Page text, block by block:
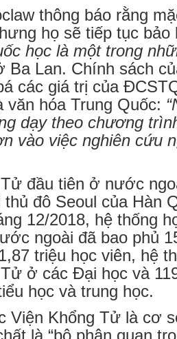
thông báo rằng
họ sẽ tiếp tục
học là một trong
Ba Lan. Chính sách
các giá trị của
văn hóa Trung Quốc:
dạy theo chương
vào việc nghiên cứu
đầu tiên ở nước
đô Seoul của Hàn
12/2018, hệ thống
ngoài đã bao phủ
triệu học viên, hệ
ở các Đại học và
học và trung học.
Viện Khổng Tử là cơ
là “bộ phận quan